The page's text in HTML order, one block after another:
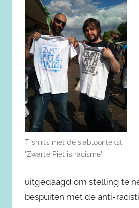
T-shirts met de sjabloontekst
"Zwarte Piet is racisme".
uitgedaagd om stelling te
bespuiten met de anti-